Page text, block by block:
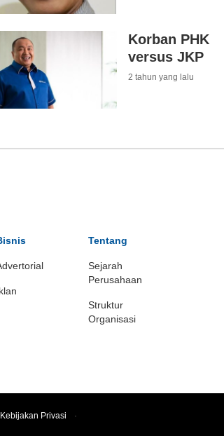
Korban PHK
versus JKP
2 tahun yang lalu
Tentang
Sejarah
Perusahaan
Struktur
Organisasi
Kebijakan Privasi ·